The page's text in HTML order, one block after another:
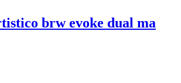
brw evoke dual ma